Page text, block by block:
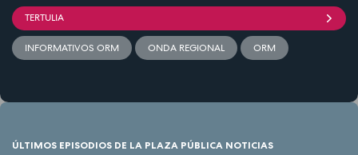
TERTULIA
INFORMATIVOS ORM ONDA REGIONAL ORM
ÚLTIMOS EPISODIOS DE LA PLAZA PÚBLICA NOTICIAS